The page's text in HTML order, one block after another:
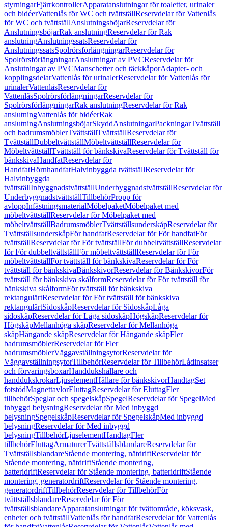
styrningarFjärrkontrollerApparatanslutningar för toaletter, urinaler
och bidéerVattenlås för WC och tvättställReservdelar för Vattenlås
för WC och tvättställAnslutningsböjarReservdelar för
AnslutningsböjarRak anslutningReservdelar för Rak
anslutningAnslutningssatsReservdelar för
AnslutningssatsSpolrörsförlängningarReservdelar för
SpolrörsförlängningarAnslutningar av PVCReservdelar för
Anslutningar av PVCManschetter och täckkåporAdapter- och
kopplingsdelarVattenlås för urinalerReservdelar för Vattenlås för
urinalerVattenlåsReservdelar för
VattenlåsSpolrörsförlängningarReservdelar för
SpolrörsförlängningarRak anslutningReservdelar för Rak
anslutningVattenlås för bidéerRak
anslutningAnslutningsböjarSkyddAnslutningarPackningarTvättställ
och badrumsmöblerTvättställTvättställReservdelar för
TvättställDubbeltvättställMöbeltvättställReservdelar för
MöbeltvättställTvättställ för bänkskivaReservdelar för Tvättställ för
bänkskivaHandfatReservdelar för
HandfatHörnhandfatHalvinbyggda tvättställReservdelar för
Halvinbyggda
tvättställInbyggnadstvättställUnderbyggnadstvättställReservdelar för
UnderbyggnadstvättställTillbehörPropp för
avloppInfästningsmaterialMöbelpaketMöbelpaket med
möbeltvättställReservdelar för Möbelpaket med
möbeltvättställBadrumsmöblerTvättställsunderskåpReservdelar för
TvättställsunderskåpFör handfatReservdelar för För handfatFör
tvättställReservdelar för För tvättställFör dubbeltvättställReservdelar
för För dubbeltvättställFör möbeltvättställReservdelar för För
möbeltvättställFör tvättställ för bänkskivaReservdelar för För
tvättställ för bänkskivaBänkskivorReservdelar för BänkskivorFör
tvättställ för bänkskiva skålformReservdelar för För tvättställ för
bänkskiva skålformFör tvättställ för bänkskiva
rektangulärtReservdelar för För tvättställ för bänkskiva
rektangulärtSidoskåpReservdelar för SidoskåpLåga
sidoskåpReservdelar för Låga sidoskåpHögskåpReservdelar för
HögskåpMellanhöga skåpReservdelar för Mellanhöga
skåpHängande skåpReservdelar för Hängande skåpFler
badrumsmöblerReservdelar för Fler
badrumsmöblerVäggavställningsytorReservdelar för
VäggavställningsytorTillbehörReservdelar för TillbehörLådinsatser
och förvaringsboxarHanddukshållare och
handdukskrokarLjuselementHållare för bänkskivorHandtagSet
fotstödMagnettavlorEluttagReservdelar för EluttagFler
tillbehörSpeglar och spegelskåpSpegelReservdelar för SpegelMed
inbyggd belysningReservdelar för Med inbyggd
belysningSpegelskåpReservdelar för SpegelskåpMed inbyggd
belysningReservdelar för Med inbyggd
belysningTillbehörLjuselementHandtagFler
tillbehörEluttagArmaturerTvättställsblandareReservdelar för
TvättställsblandareStående montering, nätdriftReservdelar för
Stående montering, nätdriftStående montering,
batteridriftReservdelar för Stående montering, batteridriftStående
montering, generatordriftReservdelar för Stående montering,
generatordriftTillbehörReservdelar för TillbehörFör
tvättställsblandareReservdelar för För
tvättställsblandareApparatanslutningar för tvättområde, köksvask,
enheter och tvättställVattenlås för handfatReservdelar för Vattenlås